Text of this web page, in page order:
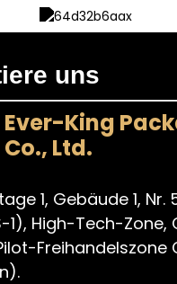
uns
King
Ltd.
1, Gebäude 1,
1), High-Tech-Zone,
Freihandelszone